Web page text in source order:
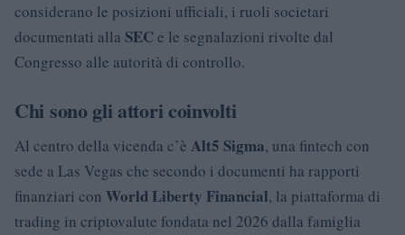
considerano le posizioni ufficiali, i ruoli societari
documentati alla SEC e le segnalazioni rivolte dal
Congresso alle autorità di controllo.
Chi sono gli attori coinvolti
Al centro della vicenda c’è Alt5 Sigma, una fintech con
sede a Las Vegas che secondo i documenti ha rapporti
finanziari con World Liberty Financial, la piattaforma di
trading in criptovalute fondata nel 2026 dalla famiglia